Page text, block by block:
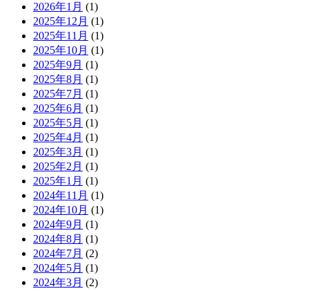
2026年1月 (1)
2025年12月 (1)
2025年11月 (1)
2025年10月 (1)
2025年9月 (1)
2025年8月 (1)
2025年7月 (1)
2025年6月 (1)
2025年5月 (1)
2025年4月 (1)
2025年3月 (1)
2025年2月 (1)
2025年1月 (1)
2024年11月 (1)
2024年10月 (1)
2024年9月 (1)
2024年8月 (1)
2024年7月 (2)
2024年5月 (1)
2024年3月 (2)